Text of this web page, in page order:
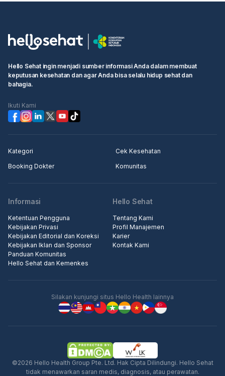
Hello Sehat ingin menjadi sumber informasi Anda dalam membuat
keputusan kesehatan dan agar Anda bisa selalu hidup sehat dan
bahagia.
Ikuti Kami
Kategori
Cek Kesehatan
Booking Dokter
Komunitas
Informasi
Ketentuan Pengguna
Kebijakan Privasi
Kebijakan Editorial dan Koreksi
Kebijakan Iklan dan Sponsor
Panduan Komunitas
Hello Sehat dan Kemenkes
Hello Sehat
Tentang Kami
Profil Manajemen
Karier
Kontak Kami
Silakan kunjungi situs Hello Health lainnya
©2026 Hello Health Group Pte. Ltd. Hak Cipta Dilindungi. Hello Sehat
tidak menawarkan saran medis, diagnosis, atau perawatan.